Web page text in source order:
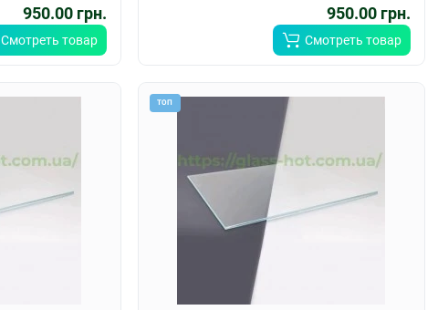
950.00 грн.
Смотреть товар
950.00 грн.
Смотреть товар
ТОП